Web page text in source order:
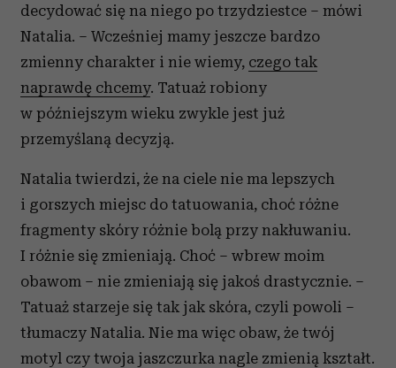
decydować się na niego po trzydziestce – mówi
Natalia. – Wcześniej mamy jeszcze bardzo
zmienny charakter i nie wiemy, czego tak
naprawdę chcemy. Tatuaż robiony
w późniejszym wieku zwykle jest już
przemyślaną decyzją.
Natalia twierdzi, że na ciele nie ma lepszych
i gorszych miejsc do tatuowania, choć różne
fragmenty skóry różnie bolą przy nakłuwaniu.
I różnie się zmieniają. Choć – wbrew moim
obawom – nie zmieniają się jakoś drastycznie. –
Tatuaż starzeje się tak jak skóra, czyli powoli –
tłumaczy Natalia. Nie ma więc obaw, że twój
motyl czy twoja jaszczurka nagle zmienią kształt.